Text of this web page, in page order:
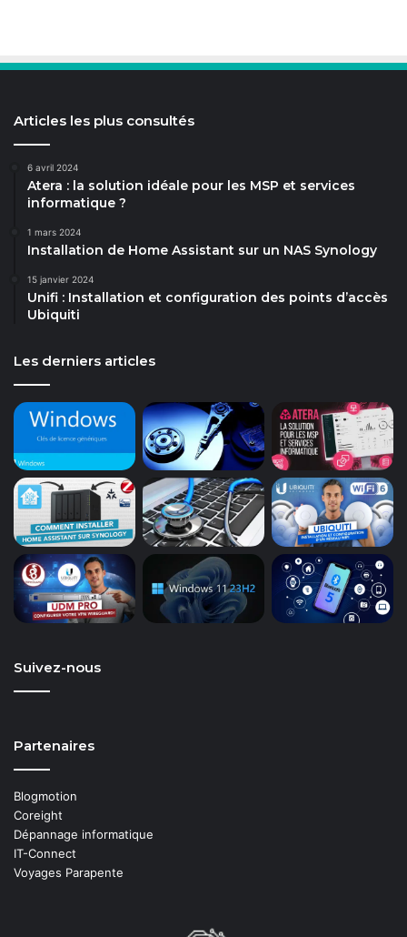
Articles les plus consultés
6 avril 2024
Atera : la solution idéale pour les MSP et services
informatique ?
1 mars 2024
Installation de Home Assistant sur un NAS Synology
15 janvier 2024
Unifi : Installation et configuration des points d’accès
Ubiquiti
Les derniers articles
Suivez-nous
Partenaires
Blogmotion
Coreight
Dépannage informatique
IT-Connect
Voyages Parapente